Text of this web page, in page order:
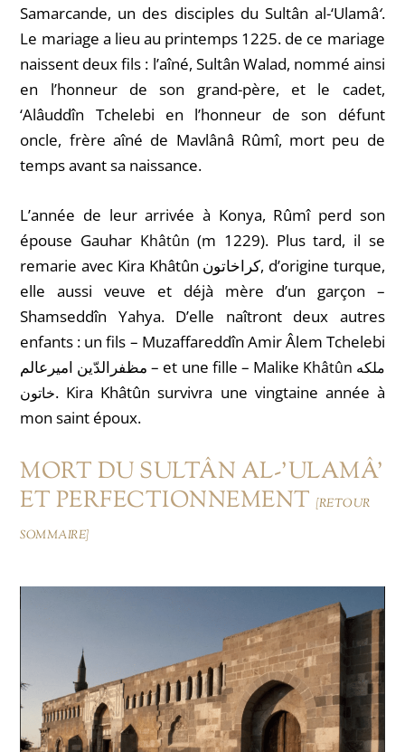
Samarcande, un des disciples du Sultân al-‘Ulamâ‘.
Le mariage a lieu au printemps 1225. de ce mariage
naissent deux fils : l’aîné, Sultân Walad, nommé ainsi
en l’honneur de son grand-père,
et le cadet,
‘Alâuddîn Tchelebi en l’honneur de son défunt
oncle, frère aîné de Mavlânâ Rûmî, mort peu de
temps avant sa naissance.
L’année de leur arrivée à Konya, Rûmî perd son
épouse Gauhar Khâtûn (m 1229). Plus tard, il se
remarie avec Kira Khâtûn کراخاتون, d’origine turque,
elle aussi veuve et déjà mère d’un garçon –
Shamseddîn Yahya. D’elle naîtront deux autres
enfants : un fils – Muzaffareddîn Amir Âlem Tchelebi
مظفرالدّین امیرعالم – et une fille – Malike Khâtûn ملکه
خاتون. Kira Khâtûn survivra une vingtaine année à
mon saint époux.
MORT DU SULTÂN AL-'ULAMÂ'
ET PERFECTIONNEMENT[RETOUR
SOMMAIRE]